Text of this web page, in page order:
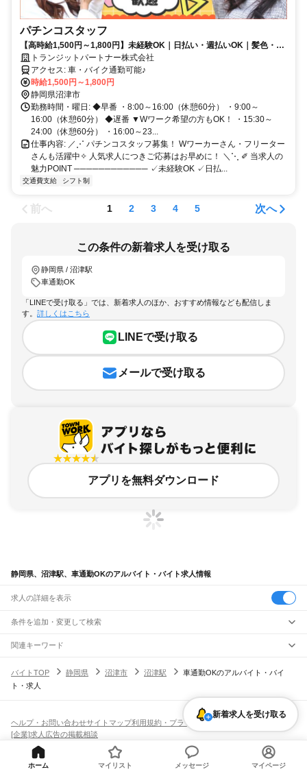
パチンコスタッフ
【高時給1,500円～1,800円】未経験OK｜日払い・週払いOK｜髪色・ネ
イル自由、ピアスOK｜履歴書不要✦
トランジットパートナー株式会社
アクセス: 車・バイク通勤可能♪
時給1,500円～1,800円
静岡県沼津市
勤務時間・曜日: ◆早番 ・8:00～16:00（休憩60分） ・9:00～
16:00（休憩60分） ◆遅番 ▼Wワーク希望の方もOK！ ・15:30～
24:00（休憩60分） ・16:00～23...
仕事内容: ／⋰ パチンコスタッフ募集！ Wワーカーさん・フリーター
さんも活躍中✧ 人気求人につきご応募はお早めに！ ＼⋱ ✐ 当求人の
魅力POINT ──────────── ✓未経験OK ✓日払...
交通費支給 シフト制
前へ 1 2 3 4 5 次へ
この条件の新着求人を受け取る
静岡県 / 沼津駅
車通勤OK
「LINEで受け取る」では、新着求人のほか、おすすめ情報なども配信しま
す。 詳しくはこちら
LINEで受け取る
メールで受け取る
アプリを無料ダウンロード
静岡県、沼津駅、車通勤OKのアルバイト・バイト求人情報
求人の詳細を表示
条件を追加・変更して検索
市区町村を追加・変更
静岡県すべて
静岡市
中央区浜名区天竜区
沼津市 富士宮市 富士市
藤枝市
御殿場市
裾野市 御前崎市
伊豆の国市
牧之原市
新居町賀茂郡 駿東郡榛原郡周智郡
駅を追加・変更
JR身延線
富士駅柚木駅竪堀駅入山瀬駅
芝川駅
JR飯田線(豊橋～天竜峡)
職種を追加・変更
飲食・フードサービスすべて
ホールスタッフキッチンスタッフ 精肉・鮮魚加工給食調理
飲食店補助（開店・閉店準備）
飲食店（店長・マネージャー）
営業・販売
人気
日払いOK
学生歓迎 髪型・髪色自由
ネイルOK
ピアスOK
オープニングスタッフ
留学生・外国人活躍中
勤務期間
雇用形態を追加・変更
アルバイト・パート
正社員
都道府県を変更
関連キーワード
バイトTOP
静岡県 沼津市 沼津駅
車通勤OKのアルバイト・バイ
ト・求人
新着求人を受け取る
ヘルプ・お問い合わせサイトマップ利用規約・プライバシーポリシー
[企業]求人広告の掲載相談
ホーム マイリスト メッセージ マイページ